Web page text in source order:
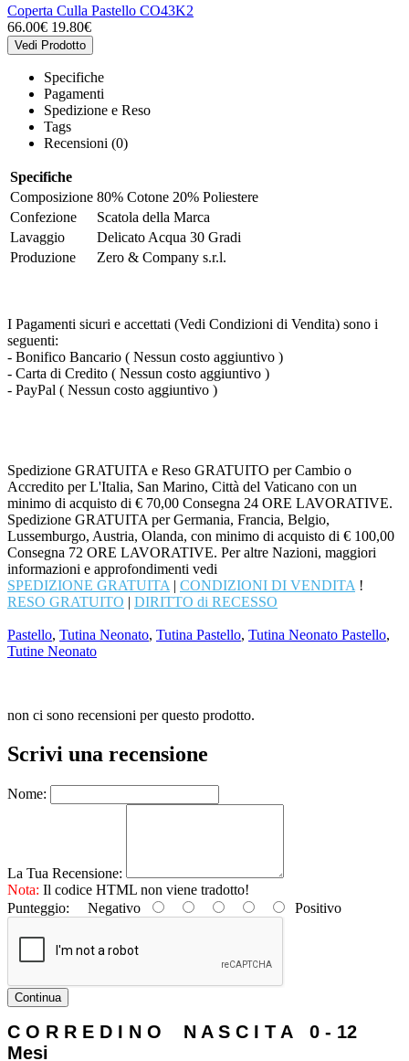
Coperta Culla Pastello CO43K2
66.00€ 19.80€
Vedi Prodotto
Specifiche
Pagamenti
Spedizione e Reso
Tags
Recensioni (0)
Specifiche
Composizione 80% Cotone 20% Poliestere
Confezione
Scatola della Marca
Lavaggio
Delicato Acqua 30 Gradi
Produzione
Zero & Company s.r.l.
I Pagamenti sicuri e accettati (Vedi Condizioni di Vendita) sono i
seguenti:
- Bonifico Bancario ( Nessun costo aggiuntivo )
- Carta di Credito ( Nessun costo aggiuntivo )
- PayPal ( Nessun costo aggiuntivo )
Spedizione GRATUITA e Reso GRATUITO per Cambio o
Accredito per L'Italia, San Marino, Città del Vaticano con un
minimo di acquisto di € 70,00 Consegna 24 ORE LAVORATIVE.
Spedizione GRATUITA per Germania, Francia, Belgio,
Lussemburgo, Austria, Olanda, con minimo di acquisto di € 100,00
Consegna 72 ORE LAVORATIVE. Per altre Nazioni, maggiori
informazioni e approfondimenti vedi
SPEDIZIONE GRATUITA | CONDIZIONI DI VENDITA !
RESO GRATUITO | DIRITTO di RECESSO
Pastello, Tutina Neonato, Tutina Pastello, Tutina Neonato Pastello,
Tutine Neonato
non ci sono recensioni per questo prodotto.
Scrivi una recensione
Nome:
La Tua Recensione:
Nota: Il codice HTML non viene tradotto!
Punteggio: Negativo Positivo
Continua
C O R R E D I N O N A S C I T A 0 - 12
Mesi